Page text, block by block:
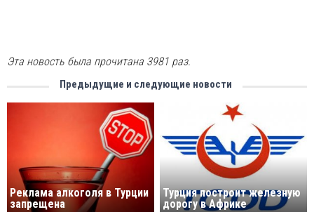
Эта новость была прочитана 3981 раз.
Предыдущие и следующие новости
Реклама алкоголя в Турции
запрещена
Турция построит железную
дорогу в Африке